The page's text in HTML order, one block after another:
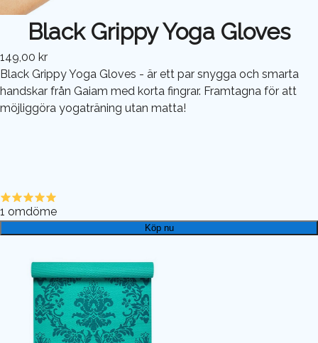
Black Grippy Yoga Gloves
149,00 kr
Black Grippy Yoga Gloves - är ett par snygga och smarta
handskar från Gaiam med korta fingrar. Framtagna för att
möjliggöra yogaträning utan matta!
1 omdöme
Köp nu